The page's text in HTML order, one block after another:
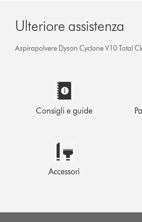
Ulteriore assistenza
Aspirapolvere Dyson Cyclone V10 Total
Consigli e guide
Accessori